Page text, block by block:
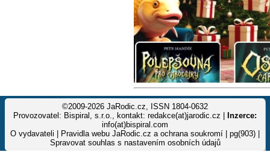
©2009-2026 JaRodic.cz, ISSN 1804-0632
Provozovatel: Bispiral, s.r.o., kontakt: redakce(at)jarodic.cz |
Inzerce:
info(at)bispiral.com
O vydavateli
Pravidla webu JaRodic.cz a ochrana soukromí | pg(903) |
Spravovat souhlas s nastavením osobních údajů